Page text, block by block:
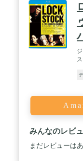
みんなのレビ
まだレビューは